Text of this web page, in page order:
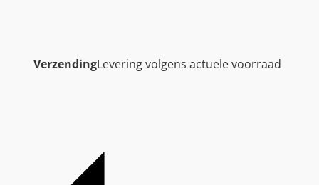
VerzendingLevering volgens actuele voorraad